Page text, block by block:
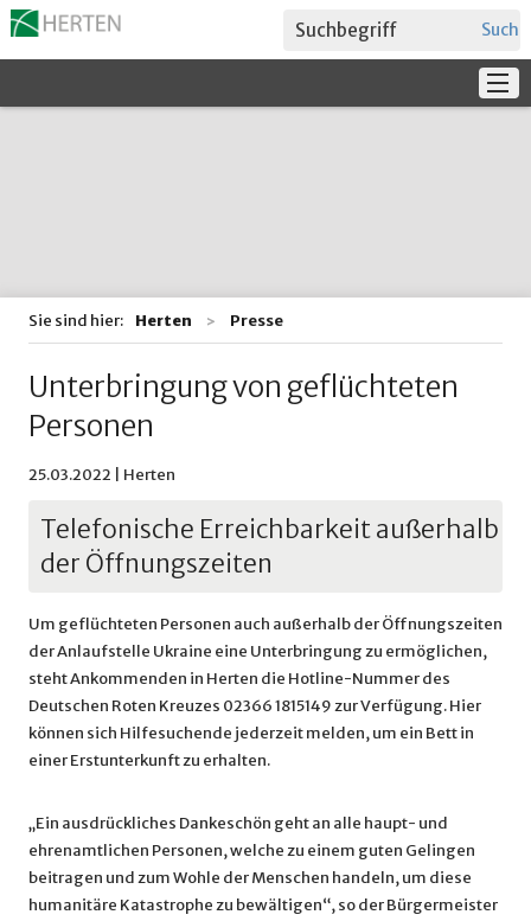
Sie sind hier: Herten Presse
Unterbringung von geflüchteten
Personen
25.03.2022 | Herten
Telefonische Erreichbarkeit außerhalb
der Öffnungszeiten
Um geflüchteten Personen auch außerhalb der Öffnungszeiten
der Anlaufstelle Ukraine eine Unterbringung zu ermöglichen,
steht Ankommenden in Herten die Hotline-Nummer des
Deutschen Roten Kreuzes 02366 1815149 zur Verfügung. Hier
können sich Hilfesuchende jederzeit melden, um ein Bett in
einer Erstunterkunft zu erhalten.
„Ein ausdrückliches Dankeschön geht an alle haupt- und
ehrenamtlichen Personen, welche zu einem guten Gelingen
beitragen und zum Wohle der Menschen handeln, um diese
humanitäre Katastrophe zu bewältigen“, so der Bürgermeister